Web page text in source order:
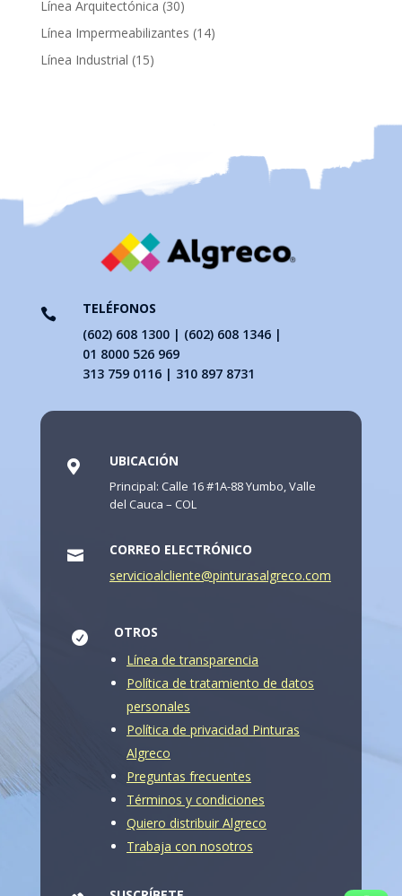
Línea Arquitectónica 3030
productos
Línea Impermeabilizantes 1414
Línea Industrial 1515

TELÉFONOS
(602) 608 1300 | (602) 608 1346 |
01 8000 526 969
313 759 0116 | 310 897 8731
 UBICACIÓN
Principal: Calle 16 #1A-88 Yumbo, Valle
del Cauca – COL

CORREO ELECTRÓNICO
servicioalcliente@pinturasalgreco.com

OTROS
Línea de transparencia
Política de tratamiento de datos
personales
Política de privacidad Pinturas
Algreco
Preguntas frecuentes
Términos y condiciones
Quiero distribuir Algreco
Trabaja con nosotros